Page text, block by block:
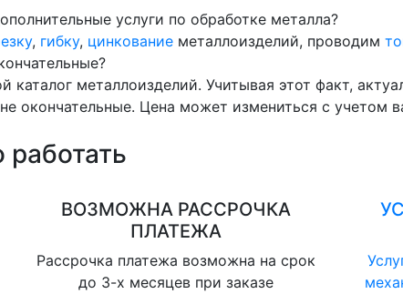
услуги по обработке металла?
, гибку, цинкование металлоизделий, проводим
каталог металлоизделий. Учитывая этот факт,
окончательные. Цена может измениться с учетом
работать
ВОЗМОЖНА РАССРОЧКА
ПЛАТЕЖА
Рассрочка платежа возможна на срок
до 3-х месяцев при заказе